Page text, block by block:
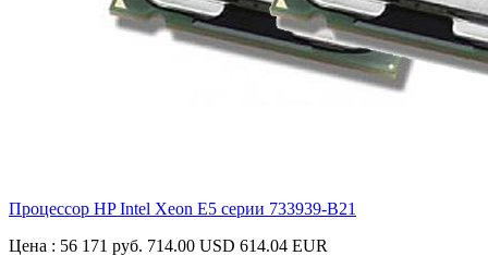
Процессор HP Intel Xeon E5 серии 733939-B21
Цена : 56 171 руб. 714.00 USD 614.04 EUR